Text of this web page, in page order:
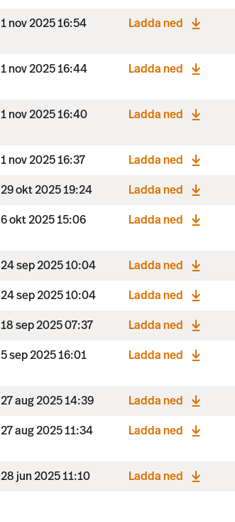
1 nov 2025 16:54 Ladda ned
1 nov 2025 16:44 Ladda ned
1 nov 2025 16:40 Ladda ned
1 nov 2025 16:37 Ladda ned
29 okt 2025 19:24 Ladda ned
6 okt 2025 15:06 Ladda ned
24 sep 2025 10:04 Ladda ned
24 sep 2025 10:04 Ladda ned
18 sep 2025 07:37 Ladda ned
5 sep 2025 16:01 Ladda ned
27 aug 2025 14:39 Ladda ned
27 aug 2025 11:34 Ladda ned
28 jun 2025 11:10 Ladda ned